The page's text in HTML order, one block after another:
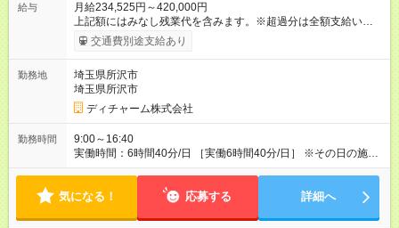
給与
月給234,525円～420,000円
上記額にはみなし残業代を含みます。※超過分は全額支給いたし
ます。 みなし残業代 55,414円／月 みなし残業時間 41.5時間／
月 【みなし残業について】 みなし残業には帰宅時間と帰宅後の
働がなくても固定の手当としてお支払いしています。 施設での
稼働が長引いた場合、その分の残業代をお支払いいたします。
【モデル年収】 入社2年目/チーフスタイリスト/40代：29万円
（週5日勤務、担当業務手当含む） 入社4年目/チームリーダ
ー/50代：35万円（週5日勤務、自家用車手当、担当業務手当含
む） 入社12年目/エリアマネージャー/40代：55万円（週6日勤
昇給あり 【各種手当】 土曜手当：1，000円、祝日手当：2，
000円 自家用車手当：25，000～35，000円（居住地域によ
る）、遠距離手当：移動距離・移動方法に応じて支給 各種担当
業務手当：担当業務・エリアに応じて支給 その他手当（通信手
交通費別途支給あり
勤務地
埼玉県所沢市
埼玉県所沢市
ディチャーム株式会社
勤務時間
9:00～16:40
実働時間：6時間40分/日 ［実働6時間40分/日］ ※その日の施術
が早く終わった場合早めに帰宅できます。早めに帰宅の場合も
10時間程度、介護施設への訪問となるので遅くとも18時頃には
気になる！ 応募する 詳細へ